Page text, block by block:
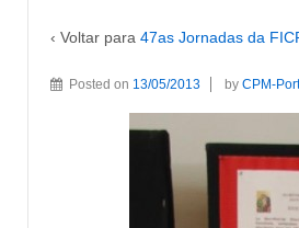
‹ Voltar para 47as Jornadas da
Posted on 13/05/2013 by CPM-